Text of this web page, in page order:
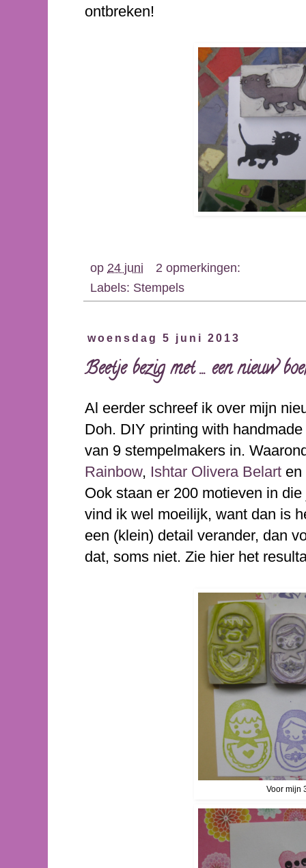
ontbreken!
op 24 juni
2 opmerkingen:
Labels: Stempels
woensdag 5 juni 2013
Beetje bezig met ... een nieuw
Al eerder schreef ik over mijn
Doh. DIY printing with
van 9 stempelmakers in.
Rainbow, Ishtar Olivera Belart
Ook staan er 200 motieven in
vind ik wel moeilijk, want dan is
een (klein) detail verander, dan
dat, soms niet. Zie hier het
Voor mijn